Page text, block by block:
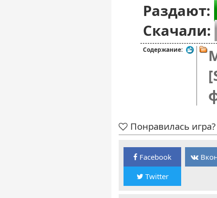
Раздают:
Скачали:
Содержание:
Понравилась
Facebook
Twitter